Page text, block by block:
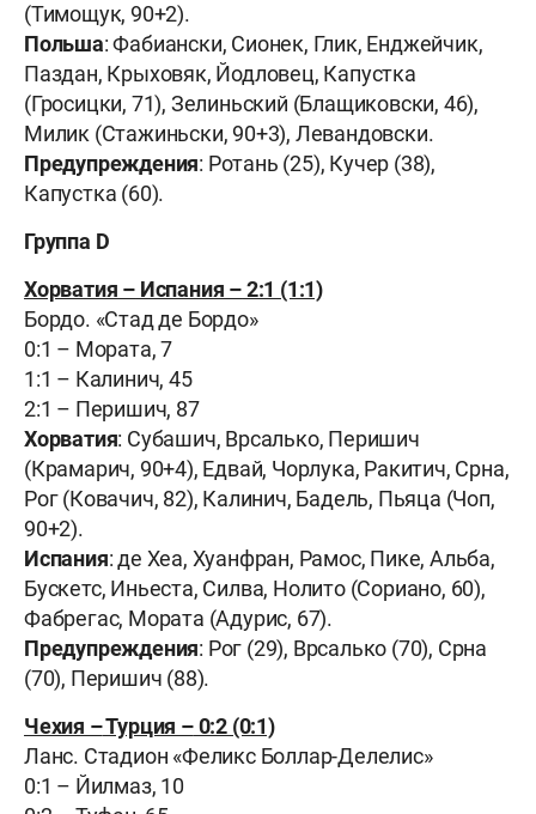
(Тимощук, 90+2).
Польша: Фабиански, Сионек, Глик, Енджейчик,
Паздан, Крыховяк, Йодловец, Капустка
(Гросицки, 71), Зелиньский (Блащиковски, 46),
Милик (Стажиньски, 90+3), Левандовски.
Предупреждения: Ротань (25), Кучер (38),
Капустка (60).
Группа D
Хорватия – Испания –2:1 (1:1)
Бордо. «Стад де Бордо»
0:1 – Мората, 7
1:1 – Калинич, 45
2:1 – Перишич, 87
Хорватия: Субашич, Врсалько, Перишич
(Крамарич, 90+4), Едвай, Чорлука, Ракитич, Срна,
Рог (Ковачич, 82), Калинич, Бадель, Пьяца (Чоп,
90+2).
Испания: де Хеа, Хуанфран, Рамос, Пике, Альба,
Бускетс, Иньеста, Силва, Нолито (Сориано, 60),
Фабрегас, Мората (Адурис, 67).
Предупреждения: Рог (29), Врсалько (70), Срна
(70), Перишич (88).
Чехия –Турция –0:2 (0:1)
Ланс. Стадион «Феликс Боллар-Делелис»
0:1 – Йилмаз, 10